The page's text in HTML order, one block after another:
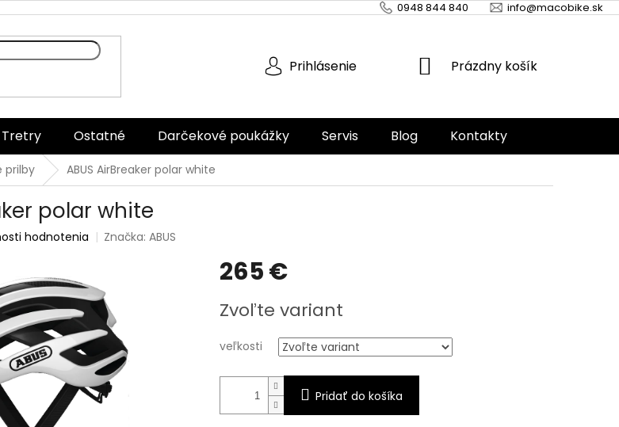
0948 844 840 info@macobike.sk
Prihlásenie
NÁKUPNÝ
Prázdny košík
Tretry Ostatné Darčekové poukážky Servis Blog Kontakty
prilby ABUS AirBreaker polar white
polar white
hodnotenia Značka:ABUS
265 €
cena:
Zvoľte variant
veľkosti
Pridať do košíka